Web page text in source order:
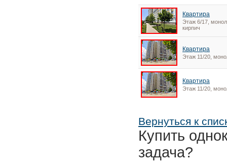
Квартира
Этаж 6/17,
кирпич
Квартира
Этаж 11/20,
Квартира
Этаж 11/20,
Вернуться к
Купить
задача?